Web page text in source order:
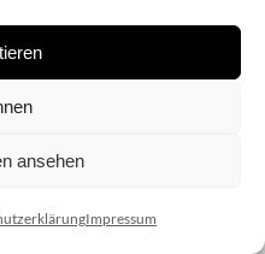
ansehen
Impressum
|Datenschützerklärung|
www.ARGEntur.at